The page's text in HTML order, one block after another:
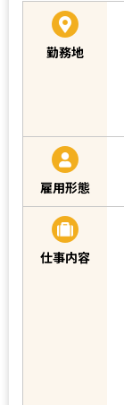
勤務地
雇用形態
仕事内容